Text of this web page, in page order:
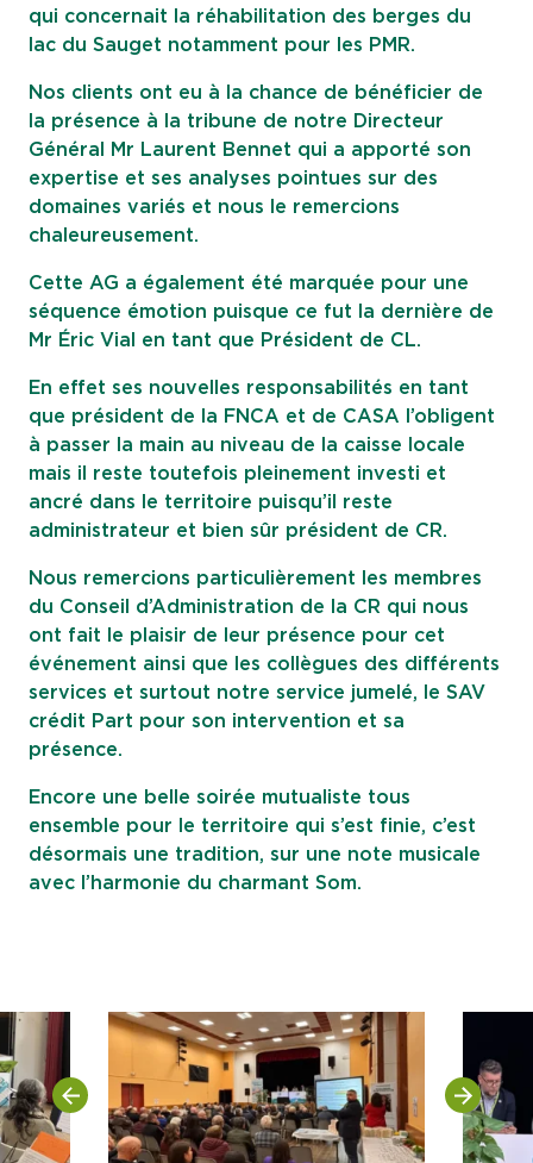
qui concernait la réhabilitation des berges du
lac du Sauget notamment pour les PMR.
Nos clients ont eu à la chance de bénéficier de
la présence à la tribune de notre Directeur
Général Mr Laurent Bennet qui a apporté son
expertise et ses analyses pointues sur des
domaines variés et nous le remercions
chaleureusement.
Cette AG a également été marquée pour une
séquence émotion puisque ce fut la dernière de
Mr Éric Vial en tant que Président de CL.
En effet ses nouvelles responsabilités en tant
que président de la FNCA et de CASA l’obligent
à passer la main au niveau de la caisse locale
mais il reste toutefois pleinement investi et
ancré dans le territoire puisqu’il reste
administrateur et bien sûr président de CR.
Nous remercions particulièrement les membres
du Conseil d’Administration de la CR qui nous
ont fait le plaisir de leur présence pour cet
événement ainsi que les collègues des différents
services et surtout notre service jumelé, le SAV
crédit Part pour son intervention et sa
présence.
Encore une belle soirée mutualiste tous
ensemble pour le territoire qui s’est finie, c’est
désormais une tradition, sur une note musicale
avec l’harmonie du charmant Som.